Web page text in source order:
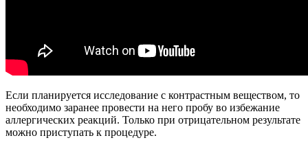
Если планируется исследование с контрастным веществом, то
необходимо заранее провести на него пробу во избежание
аллергических реакций. Только при отрицательном результате
можно приступать к процедуре.